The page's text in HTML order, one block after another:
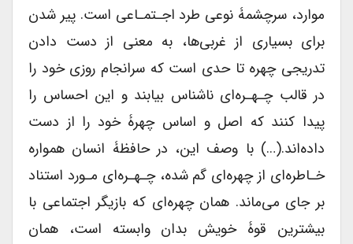
موارد، سرچشمۀ نوعی طرد اجـتمـاعی است. پیر شدن
برای بسیاری از غربی‌ها، به معنی از دست دادن
تدریجی چهره تا حدی است که سرانجام روزی خود را
در قالب چـهـره‌ای ناشناس بیابند و این احساس را
پیدا کنند که اصل و اساس چهرۀ خود را از دست
داده‌اند.(…) با وصف این، در حافظۀ انسان همواره
خـاطره‌ای از چهره‌ای گم شده، چـهـره‌ای مـورد استناد
بر جای می‌ماند. همان چهره‌ای که بازیگر اجتماعی با
بیشترین قوۀ خویش بدان وابسته است، همان